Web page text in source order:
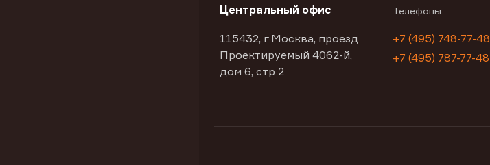
Центральный офис
115432, г Москва, проезд
Проектируемый 4062-й,
дом 6, стр 2
Телефоны
+7 (495) 748-77-48
+7 (495) 787-77-48